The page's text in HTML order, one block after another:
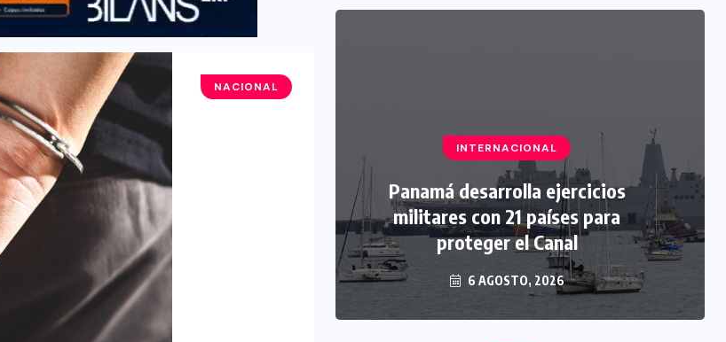
NACIONAL
INTERNACIONAL
Panamá desarrolla ejercicios
militares con 21 países para
proteger el Canal
6 AGOSTO, 2026